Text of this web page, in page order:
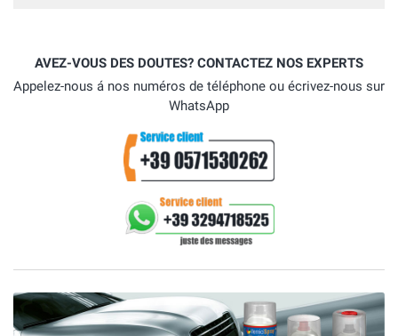
AVEZ-VOUS DES DOUTES? CONTACTEZ NOS EXPERTS
Appelez-nous á nos numéros de téléphone ou écrivez-nous sur
WhatsApp